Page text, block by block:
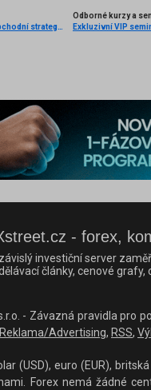
Kniha "FOREX – Ziskové intradenní a swingové obchodní strategie" od Kathy Lien vychází v češtině!
Odborné kurzy a
Exkluzivní VIP
- forex,
investiční server
články, cenové
- Závazná pravidla pro
Reklama/Advertising, RSS,
(USD), euro (EUR),
Forex nemá žádné